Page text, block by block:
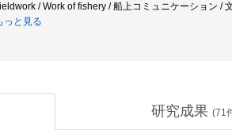
/ Work of fishery / 船上コミュニケーション /
っと見る
研究成果 (71